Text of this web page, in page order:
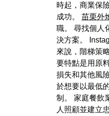
時起，商業保
成功。 苗栗外
職。 尋找個人
決方案。
來說，階梯策
要特點是用原
損失和其他風
於想要以最低
制。 家庭餐飲
人照顧並建立